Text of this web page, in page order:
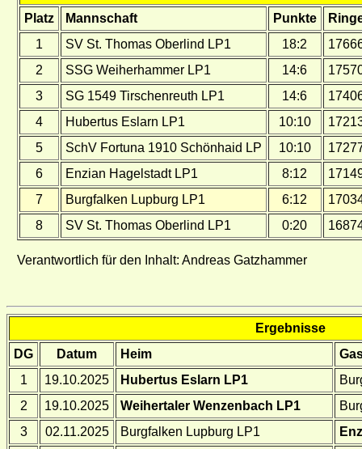
Platz
Mannschaft Punkte
1
SV St. Thomas Oberlind LP1 18:2
2
SSG Weiherhammer LP1 14:6
3
SG 1549 Tirschenreuth LP1 14:6
4
Hubertus Eslarn LP1 10:10
5
SchV Fortuna 1910 Schönhaid LP 10:10
6
Enzian Hagelstadt LP1 8:12
7
Burgfalken Lupburg LP1 6:12
8
SV St. Thomas Oberlind LP1 0:20
Verantwortlich für den Inhalt: Andreas Gatzhammer
Ergebnisse
DG
Datum Heim
1
19.10.2025 Hubertus Eslarn LP1
2
19.10.2025 Weihertaler Wenzenbach LP1
3
02.11.2025 Burgfalken Lupburg LP1